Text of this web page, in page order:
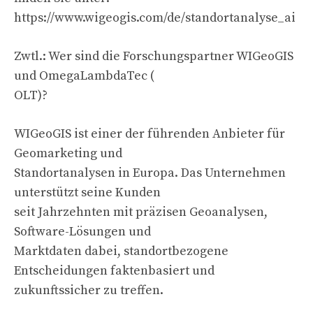
https://www.wigeogis.com/de/standortanalyse_ai
Zwtl.: Wer sind die Forschungspartner WIGeoGIS
und OmegaLambdaTec (
OLT)?
WIGeoGIS ist einer der führenden Anbieter für
Geomarketing und
Standortanalysen in Europa. Das Unternehmen
unterstützt seine Kunden
seit Jahrzehnten mit präzisen Geoanalysen,
Software-Lösungen und
Marktdaten dabei, standortbezogene
Entscheidungen faktenbasiert und
zukunftssicher zu treffen.